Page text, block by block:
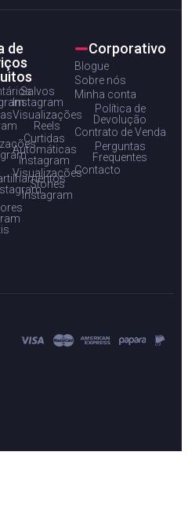
de
Salvos
Instagram
Visualizações
Reels
Curtidas
Automáticas
Instagram
Visualizações
Stories
Instagram
Corporativo
Blogue
Sobre nós
Minha conta
Política de
Devolução
Contrato de Venda
Perguntas
Frequentes
Contacto